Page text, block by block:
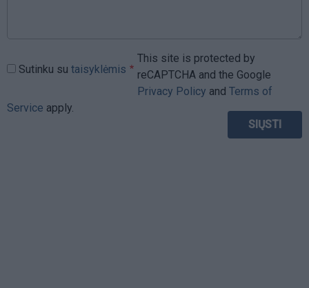
Sutinku su taisyklėmis
This site is protected by
reCAPTCHA and the Google
Privacy Policy and Terms of
Service apply.